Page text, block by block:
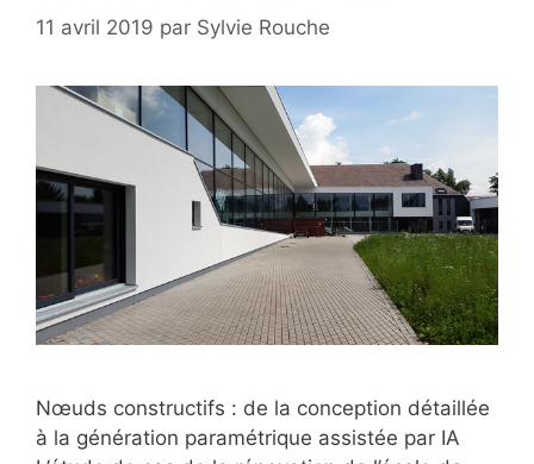
11 avril 2019 par Sylvie Rouche
Nœuds constructifs : de la conception détaillée
à la génération paramétrique assistée par IA